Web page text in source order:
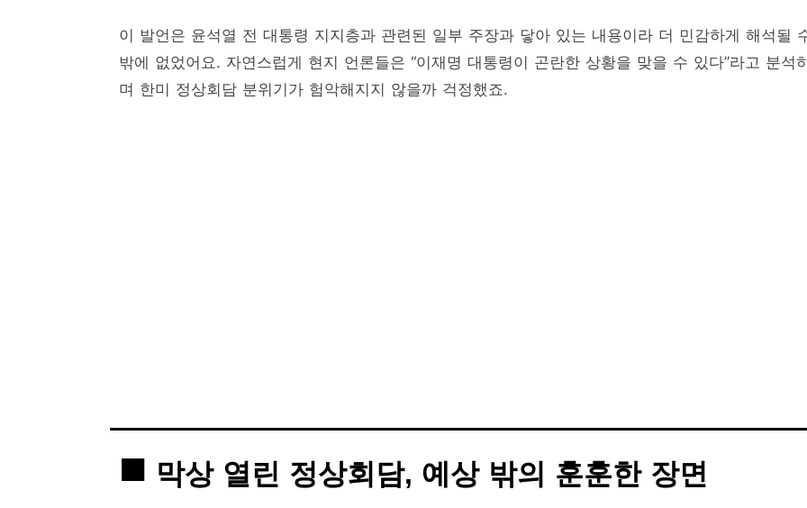
이 발언은 윤석열 전 대통령 지지층과 관련된 일부 주장과 닿아 있는 내용이라 더 민감하게 해석될
밖에 없었어요. 자연스럽게 현지 언론들은 “이재명 대통령이 곤란한 상황을 맞을 수 있다”라고 분석
며 한미 정상회담 분위기가 험악해지지 않을까 걱정했죠.
막상 열린 정상회담, 예상 밖의 훈훈한 장면